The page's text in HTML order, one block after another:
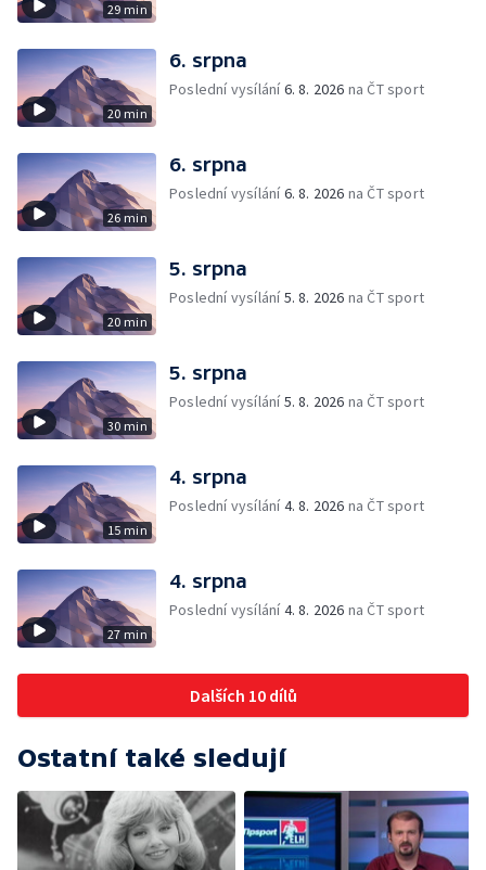
29 min
20 min
6. srpna
Poslední vysílání6. 8. 2026 na ČT sport
26 min
6. srpna
Poslední vysílání6. 8. 2026 na ČT sport
20 min
5. srpna
Poslední vysílání5. 8. 2026 na ČT sport
30 min
5. srpna
Poslední vysílání5. 8. 2026 na ČT sport
15 min
4. srpna
Poslední vysílání4. 8. 2026 na ČT sport
27 min
4. srpna
Poslední vysílání4. 8. 2026 na ČT sport
Dalších 10 dílů
Ostatní také sledují